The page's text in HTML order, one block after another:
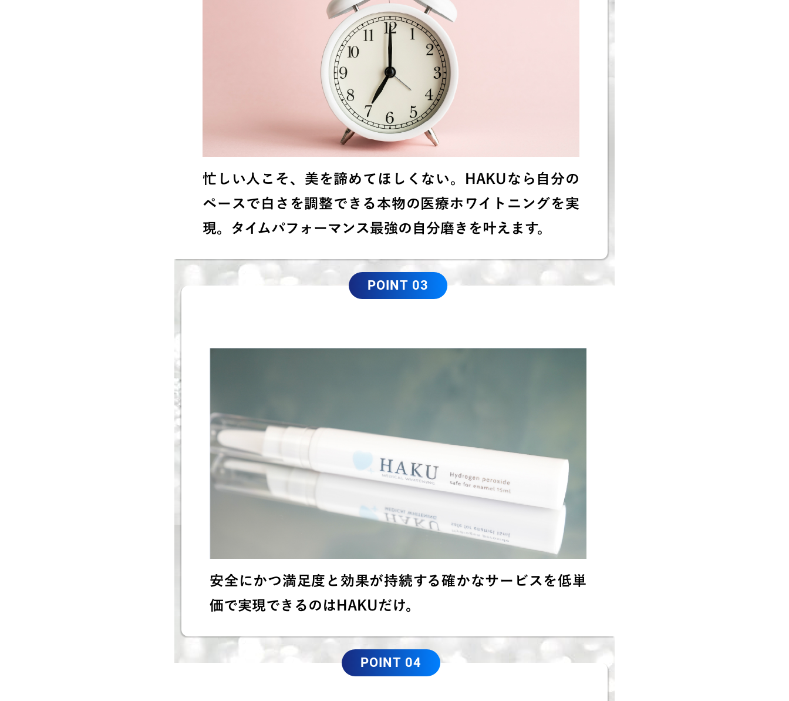
忙しい人こそ、美を諦めてほしくない。HAKUなら自分の
ペースで白さを調整できる本物の医療ホワイトニングを実
現。タイムパフォーマンス最強の自分磨きを叶えます。
POINT 03
安全にかつ満足度と効果が持続する確かなサービスを低単
価で実現できるのはHAKUだけ。
POINT 04